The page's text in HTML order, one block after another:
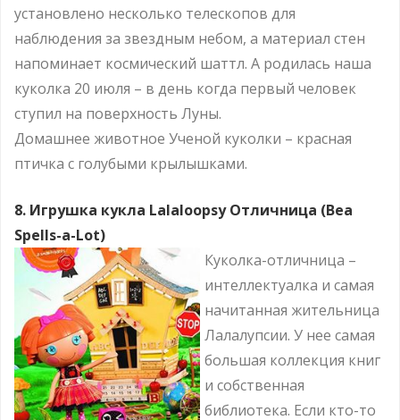
установлено несколько телескопов для
наблюдения за звездным небом, а материал стен
напоминает космический шаттл. А родилась наша
куколка 20 июля – в день когда первый человек
ступил на поверхность Луны.
Домашнее животное Ученой куколки – красная
птичка с голубыми крылышками.
8. Игрушка кукла Lalaloopsy Отличница (Bea
Spells-a-Lot)
Куколка-отличница –
интеллектуалка и самая
начитанная жительница
Лалалупсии. У нее самая
большая коллекция книг
и собственная
библиотека. Если кто-то